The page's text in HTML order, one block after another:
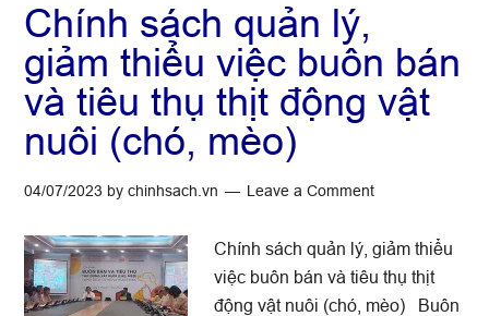
Chính sách quản lý,
giảm thiểu việc buôn bán
và tiêu thụ thịt động vật
nuôi (chó, mèo)
04/07/2023 bychinhsach.vn Leave a Comment
Chính sách quản lý, giảm thiểu
việc buôn bán và tiêu thụ thịt
động vật nuôi (chó, mèo) Buôn